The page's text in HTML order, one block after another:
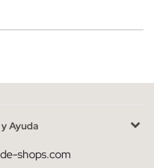
privacidad
Ayuda
shops.com